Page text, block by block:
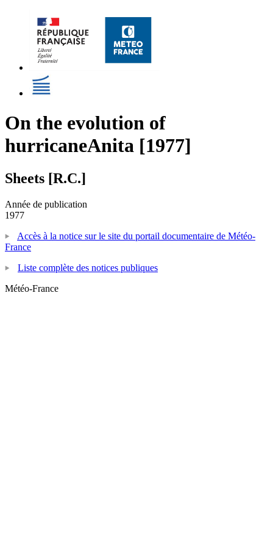
On the evolution of
hurricaneAnita [1977]
Sheets [R.C.]
Année de publication
1977
Accès à la notice sur le site du portail documentaire de Météo-
France
Liste complète des notices publiques
Météo-France